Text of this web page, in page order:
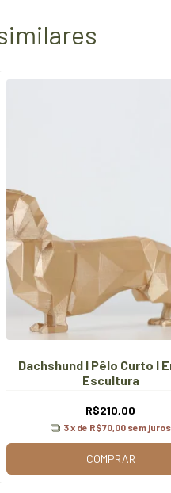
Dachshund I Pêlo Curto I
Escultura
R$210,00
3x de R$70,00 sem juros
COMPRAR